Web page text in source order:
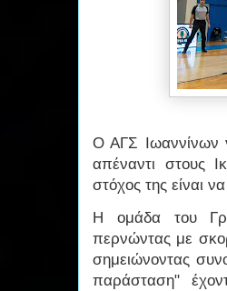
Ο ΑΓΣ Ιωαννίνων
απέναντι στους
στόχος της είναι
Η ομάδα του
περνώντας με
σημειώνοντας
παράσταση"